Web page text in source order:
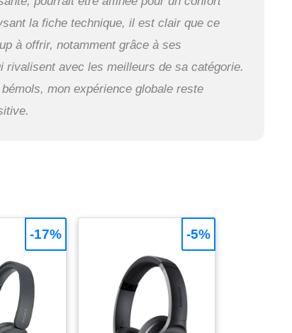
la fiche technique, il est clair que ce
à offrir, notamment grâce à ses
rivalisent avec les meilleurs de sa catégorie.
mon expérience globale reste
-17% -5%